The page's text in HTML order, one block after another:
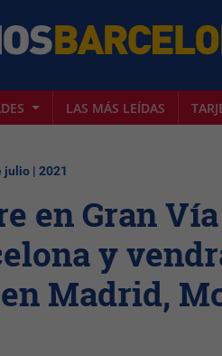
LAS MÁS LEÍDAS
julio | 2021
en Gran
y
Madrid,